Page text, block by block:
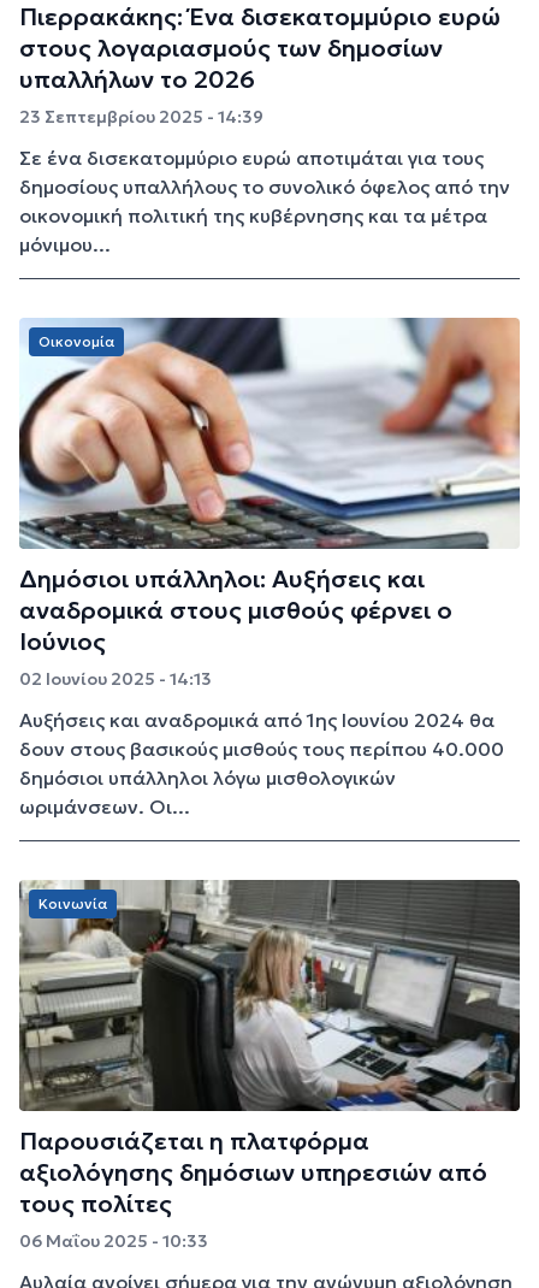
Πιερρακάκης: Ένα δισεκατομμύριο ευρώ
στους λογαριασμούς των δημοσίων
υπαλλήλων το 2026
23 Σεπτεμβρίου 2025 - 14:39
Σε ένα δισεκατομμύριο ευρώ αποτιμάται για τους
δημοσίους υπαλλήλους το συνολικό όφελος από την
οικονομική πολιτική της κυβέρνησης και τα μέτρα
μόνιμου...
Οικονομία
Δημόσιοι υπάλληλοι: Αυξήσεις και
αναδρομικά στους μισθούς φέρνει ο
Ιούνιος
02 Ιουνίου 2025 - 14:13
Αυξήσεις και αναδρομικά από 1ης Ιουνίου 2024 θα
δουν στους βασικούς μισθούς τους περίπου 40.000
δημόσιοι υπάλληλοι λόγω μισθολογικών
ωριμάνσεων. Οι...
Κοινωνία
Παρουσιάζεται η πλατφόρμα
αξιολόγησης δημόσιων υπηρεσιών από
τους πολίτες
06 Μαΐου 2025 - 10:33
Αυλαία ανοίγει σήμερα για την ανώνυμη αξιολόγηση